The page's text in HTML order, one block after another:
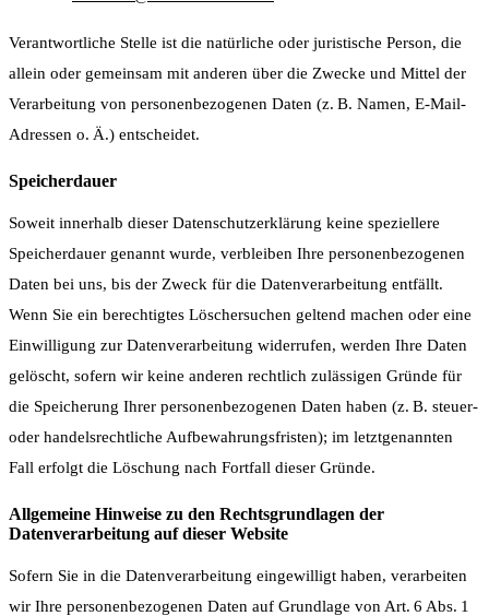
Verantwortliche Stelle ist die natürliche oder juristische Person, die
allein oder gemeinsam mit anderen über die Zwecke und Mittel der
Verarbeitung von personenbezogenen Daten (z. B. Namen, E-Mail-
Adressen o. Ä.) entscheidet.
Speicherdauer
Soweit innerhalb dieser Datenschutzerklärung keine speziellere
Speicherdauer genannt wurde, verbleiben Ihre personenbezogenen
Daten bei uns, bis der Zweck für die Datenverarbeitung entfällt.
Wenn Sie ein berechtigtes Löschersuchen geltend machen oder eine
Einwilligung zur Datenverarbeitung widerrufen, werden Ihre Daten
gelöscht, sofern wir keine anderen rechtlich zulässigen Gründe für
die Speicherung Ihrer personenbezogenen Daten haben (z. B. steuer-
oder handelsrechtliche Aufbewahrungsfristen); im letztgenannten
Fall erfolgt die Löschung nach Fortfall dieser Gründe.
Allgemeine Hinweise zu den Rechtsgrundlagen der
Datenverarbeitung auf dieser Website
Sofern Sie in die Datenverarbeitung eingewilligt haben, verarbeiten
wir Ihre personenbezogenen Daten auf Grundlage von Art. 6 Abs. 1